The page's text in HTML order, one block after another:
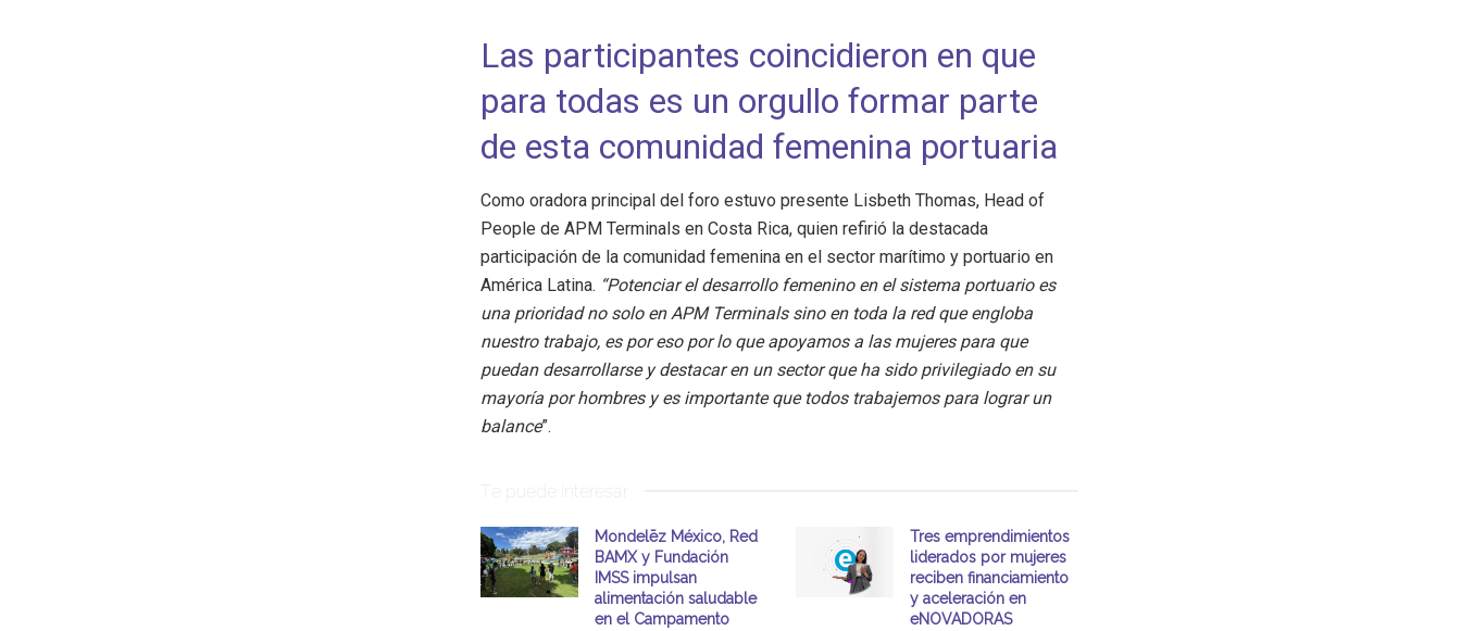
Las participantes coincidieron en que
para todas es un orgullo formar parte
de esta comunidad femenina portuaria
Como oradora principal del foro estuvo presente Lisbeth Thomas, Head of
People de APM Terminals en Costa Rica, quien refirió la destacada
participación de la comunidad femenina en el sector marítimo y portuario en
América Latina. “Potenciar el desarrollo femenino en el sistema portuario es
una prioridad no solo en APM Terminals sino en toda la red que engloba
nuestro trabajo, es por eso por lo que apoyamos a las mujeres para que
puedan desarrollarse y destacar en un sector que ha sido privilegiado en su
mayoría por hombres y es importante que todos trabajemos para lograr un
balance”.
Te puede interesar
Mondelēz México, Red
BAMX y Fundación
IMSS impulsan
alimentación saludable
en el Campamento
Tres emprendimientos
liderados por mujeres
reciben financiamiento
y aceleración en
eNOVADORAS